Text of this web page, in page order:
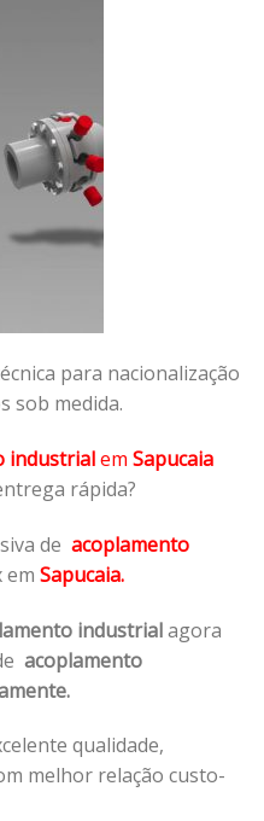
para nacionalização
sob medida.
industrialem Sapucaia
rápida?
de acoplamento
em Sapucaia.
industrialagora
acoplamento
qualidade,
melhor relação custo-